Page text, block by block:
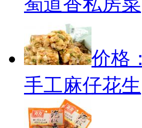
价格：
手工麻仔花生